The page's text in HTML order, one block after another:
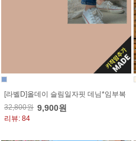
[라벨D]올데이 슬림일자핏 데님*임부복
32,800원 9,900원
리뷰: 84